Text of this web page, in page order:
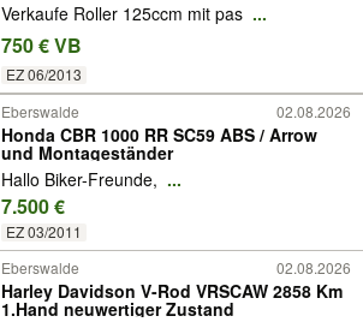
Verkaufe Roller 125ccm mit pas ...
750 € VB
EZ 06/2013
Eberswalde 02.08.2026
Honda CBR 1000 RR SC59 ABS / Arrow
und Montageständer
Hallo Biker-Freunde, ...
7.500 €
EZ 03/2011
Eberswalde 02.08.2026
Harley Davidson V-Rod VRSCAW 2858 Km
1.Hand neuwertiger Zustand